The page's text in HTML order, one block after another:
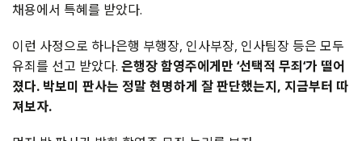
채용에서 특혜를 받았다.
이런 사정으로 하나은행 부행장, 인사부장, 인사팀장 등은 모두
유죄를 선고 받았다. 은행장 함영주에게만 ‘선택적 무죄‘가 떨어
졌다. 박보미 판사는 정말 현명하게 잘 판단했는지, 지금부터 따
져보자.